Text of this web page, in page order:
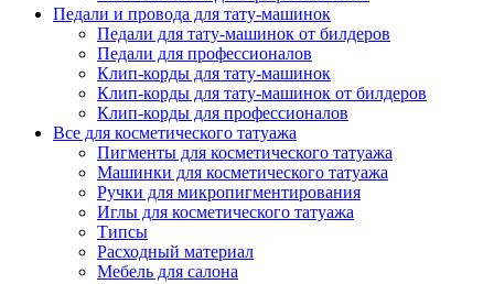
Педали и провода для тату-машинок
Педали для тату-машинок от билдеров
Педали для профессионалов
Клип-корды для тату-машинок
Клип-корды для тату-машинок от билдеров
Клип-корды для профессионалов
Все для косметического татуажа
Пигменты для косметического татуажа
Машинки для косметического татуажа
Ручки для микропигментирования
Иглы для косметического татуажа
Типсы
Расходный материал
Мебель для салона